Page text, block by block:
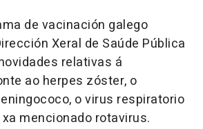
de vacinación galego
Xeral de Saúde Pública
relativas á
ao herpes zóster, o
o virus respiratorio
mencionado rotavirus.